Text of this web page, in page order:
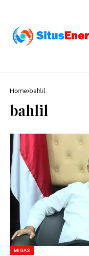
Home bahlil
bahlil
MIGAS